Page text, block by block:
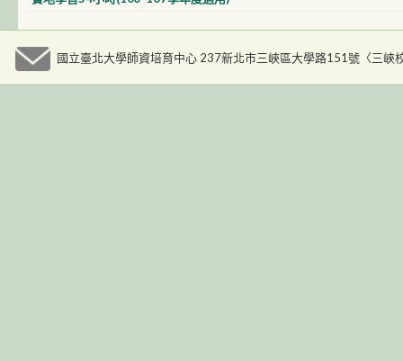
國立臺北大學師資培育中心 237新北市三峽區大學路151號〈三